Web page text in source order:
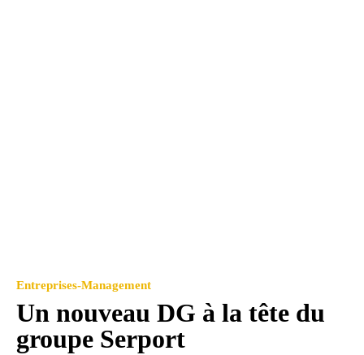
Entreprises-Management
Un nouveau DG à la tête du
groupe Serport